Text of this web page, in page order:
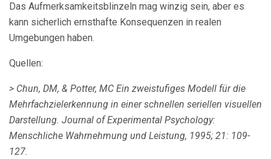
Das Aufmerksamkeitsblinzeln mag winzig sein, aber es
kann sicherlich ernsthafte Konsequenzen in realen
Umgebungen haben.
Quellen:
> Chun, DM, & Potter, MC Ein zweistufiges Modell für die
Mehrfachzielerkennung in einer schnellen seriellen visuellen
Darstellung. Journal of Experimental Psychology:
Menschliche Wahrnehmung und Leistung, 1995; 21: 109-
127.